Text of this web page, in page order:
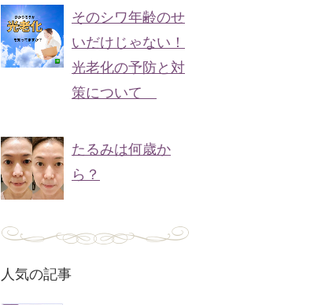
そのシワ年齢のせ
いだけじゃない！
光老化の予防と対
策について
たるみは何歳か
ら？
人気の記事